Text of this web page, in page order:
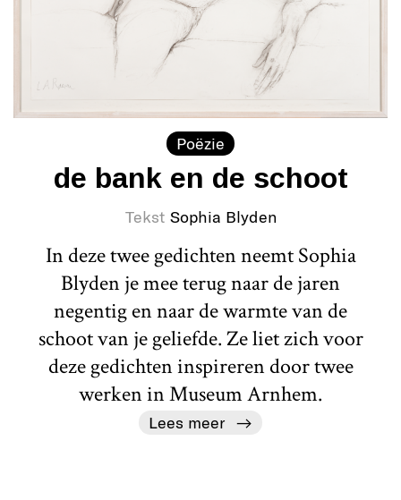
Poëzie
de bank en de schoot
Tekst Sophia Blyden
In deze twee gedichten neemt Sophia
Blyden je mee terug naar de jaren
negentig en naar de warmte van de
schoot van je geliefde. Ze liet zich voor
deze gedichten inspireren door twee
werken in Museum Arnhem.
Lees meer